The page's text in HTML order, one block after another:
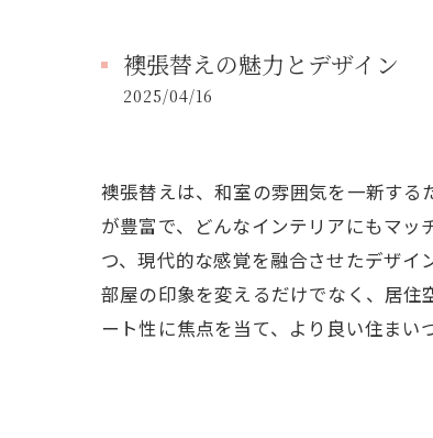
襖張替えの魅力とデザイン
2025/04/16
襖張替えは、和室の雰囲気を一新す
が豊富で、どんなインテリアにもマ
つ、現代的な感覚を融合させたデザイ
部屋の印象を変えるだけでなく、居
ート性に焦点を当て、より良い住まい